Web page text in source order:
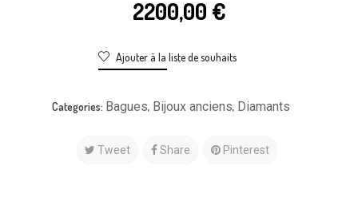
2200,00 €
Ajouter à la liste de souhaits
Categories: Bagues, Bijoux anciens, Diamants
Tweet Share Pinterest